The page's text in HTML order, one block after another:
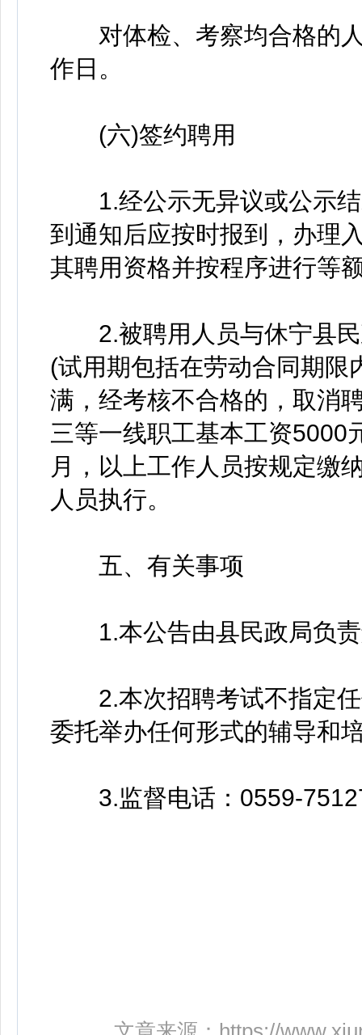
对体检、考察均合格的人
作日。
(六)签约聘用
1.经公示无异议或公示结
到通知后应按时报到，办理
其聘用资格并按程序进行等
2.被聘用人员与休宁县民
(试用期包括在劳动合同期限
满，经考核不合格的，取消
三等一线职工基本工资5000
月，以上工作人员按规定缴
人员执行。
五、有关事项
1.本公告由县民政局负责
2.本次招聘考试不指定任
委托举办任何形式的辅导和
3.监督电话：0559-